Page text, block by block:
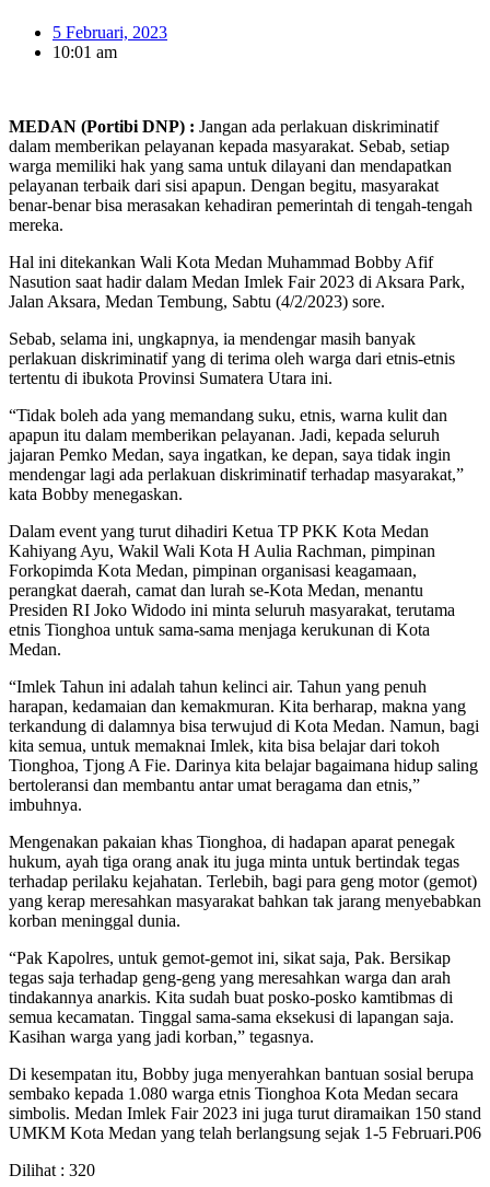
5 Februari, 2023
10:01 am
MEDAN (Portibi DNP) : Jangan ada perlakuan diskriminatif
dalam memberikan pelayanan kepada masyarakat. Sebab, setiap
warga memiliki hak yang sama untuk dilayani dan mendapatkan
pelayanan terbaik dari sisi apapun. Dengan begitu, masyarakat
benar-benar bisa merasakan kehadiran pemerintah di tengah-tengah
mereka.
Hal ini ditekankan Wali Kota Medan Muhammad Bobby Afif
Nasution saat hadir dalam Medan Imlek Fair 2023 di Aksara Park,
Jalan Aksara, Medan Tembung, Sabtu (4/2/2023) sore.
Sebab, selama ini, ungkapnya, ia mendengar masih banyak
perlakuan diskriminatif yang di terima oleh warga dari etnis-etnis
tertentu di ibukota Provinsi Sumatera Utara ini.
“Tidak boleh ada yang memandang suku, etnis, warna kulit dan
apapun itu dalam memberikan pelayanan. Jadi, kepada seluruh
jajaran Pemko Medan, saya ingatkan, ke depan, saya tidak ingin
mendengar lagi ada perlakuan diskriminatif terhadap masyarakat,”
kata Bobby menegaskan.
Dalam event yang turut dihadiri Ketua TP PKK Kota Medan
Kahiyang Ayu, Wakil Wali Kota H Aulia Rachman, pimpinan
Forkopimda Kota Medan, pimpinan organisasi keagamaan,
perangkat daerah, camat dan lurah se-Kota Medan, menantu
Presiden RI Joko Widodo ini minta seluruh masyarakat, terutama
etnis Tionghoa untuk sama-sama menjaga kerukunan di Kota
Medan.
“Imlek Tahun ini adalah tahun kelinci air. Tahun yang penuh
harapan, kedamaian dan kemakmuran. Kita berharap, makna yang
terkandung di dalamnya bisa terwujud di Kota Medan. Namun, bagi
kita semua, untuk memaknai Imlek, kita bisa belajar dari tokoh
Tionghoa, Tjong A Fie. Darinya kita belajar bagaimana hidup saling
bertoleransi dan membantu antar umat beragama dan etnis,”
imbuhnya.
Mengenakan pakaian khas Tionghoa, di hadapan aparat penegak
hukum, ayah tiga orang anak itu juga minta untuk bertindak tegas
terhadap perilaku kejahatan. Terlebih, bagi para geng motor (gemot)
yang kerap meresahkan masyarakat bahkan tak jarang menyebabkan
korban meninggal dunia.
“Pak Kapolres, untuk gemot-gemot ini, sikat saja, Pak. Bersikap
tegas saja terhadap geng-geng yang meresahkan warga dan arah
tindakannya anarkis. Kita sudah buat posko-posko kamtibmas di
semua kecamatan. Tinggal sama-sama eksekusi di lapangan saja.
Kasihan warga yang jadi korban,” tegasnya.
Di kesempatan itu, Bobby juga menyerahkan bantuan sosial berupa
sembako kepada 1.080 warga etnis Tionghoa Kota Medan secara
simbolis. Medan Imlek Fair 2023 ini juga turut diramaikan 150 stand
UMKM Kota Medan yang telah berlangsung sejak 1-5 Februari.P06
Dilihat : 320